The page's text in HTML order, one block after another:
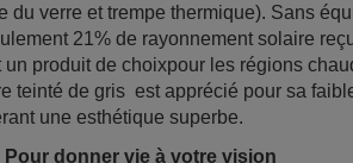
du verre et trempe thermique). Sans
21% de rayonnement solaire
produit de choixpour les régions
teinté de gris est apprécié pour sa
une esthétique superbe.
Pour donner vie à votre vision